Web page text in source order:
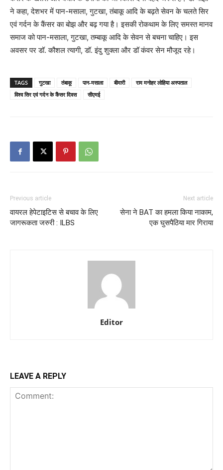
ने कहा, देशभर में पान-मसाला, गुटखा, तंबाकू आदि के बढ़ते सेवन के चलते सिर
एवं गर्दन के कैंसर का बोझ और बढ़ गया है। इसकी रोकथाम के लिए समस्त मानव
समाज को पान-मसाला, गुटखा, तम्बाकू आदि के सेवन से बचना चाहिए। इस
अवसर पर डॉ. कौशल त्यागी, डॉ. इंदु शुक्ला और डॉ कंवर सेन मौजूद रहे।
TAGS गुटखा तंबाकू पान-मसाला बीमारी
राम मनोहर लोहिया अस्पताल
विश्व सिर एवं गर्दन के कैंसर दिवस
सीएमई
Previous article
वायरल हेपेटाइटिस से बचाव के लिए
जागरूकता जरुरी : ILBS
Next article
सेना ने BAT का हमला किया नाकाम,
एक घुसपैठिया मार गिराया
Editor
LEAVE A REPLY